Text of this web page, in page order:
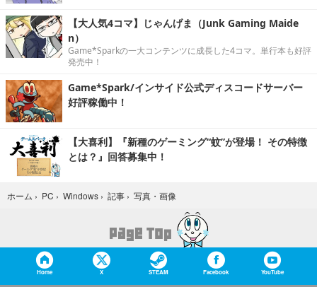
【大人気4コマ】じゃんげま（Junk Gaming Maide
n）
Game*Sparkの一大コンテンツに成長した4コマ。単行本も好評
発売中！
Game*Spark/インサイド公式ディスコードサーバー
好評稼働中！
【大喜利】『新種のゲーミング“蚊”が登場！ その特徴
とは？』回答募集中！
ホーム › PC › Windows › 記事 › 写真・画像
Home X STEAM Facebook YouTube